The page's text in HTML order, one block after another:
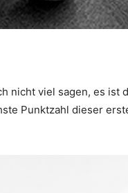
nicht viel sagen, es ist
Punktzahl dieser